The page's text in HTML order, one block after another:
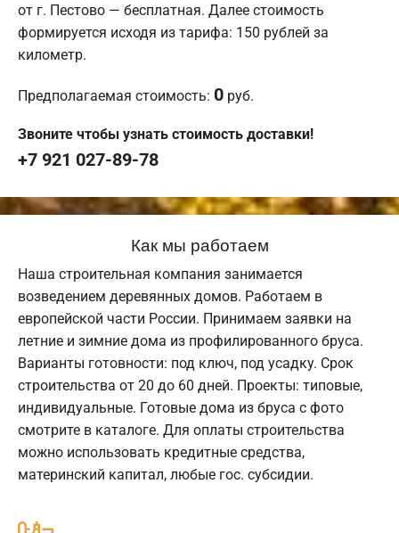
от г. Пестово — бесплатная. Далее стоимость
формируется исходя из тарифа: 150 рублей за
километр.
Предполагаемая стоимость: 0 руб.
Звоните чтобы узнать стоимость доставки!
+7 921 027-89-78
Как мы работаем
Наша строительная компания занимается
возведением деревянных домов. Работаем в
европейской части России. Принимаем заявки на
летние и зимние дома из профилированного бруса.
Варианты готовности: под ключ, под усадку. Срок
строительства от 20 до 60 дней. Проекты: типовые,
индивидуальные. Готовые дома из бруса с фото
смотрите в каталоге. Для оплаты строительства
можно использовать кредитные средства,
материнский капитал, любые гос. субсидии.